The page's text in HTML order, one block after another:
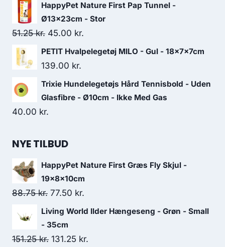
HappyPet Nature First Pap Tunnel -
Ø13x23cm - Stor
51.25kr. Den
oprindelige
pris
51.25 kr..
45.00 kr.
aktuelle
45.00 kr..
PETIT Hvalpelegetøj MILO - Gul - 18x7x7cm
139.00 kr.
Trixie Hundelegetøjs Hård Tennisbold - Uden
Glasfibre - Ø10cm - Ikke Med Gas
40.00 kr.
NYE TILBUD
HappyPet Nature First Græs Fly Skjul -
19x8x10cm
88.75kr. Den
oprindelige
pris
var:
77.50 kr.
aktuelle
er:
Living World Ilder Hængeseng - Grøn - Small
- 35cm
151.25kr. Den
131.25 kr.